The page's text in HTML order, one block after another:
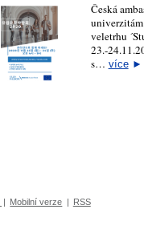
Česká
univerzitám
veletrhu
23.-
s… více►
| Mobilní verze | RSS